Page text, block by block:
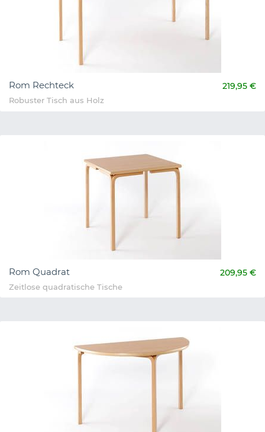
Rom Rechteck 219,95 €
Robuster Tisch aus Holz
Rom Quadrat 209,95 €
Zeitlose quadratische Tische